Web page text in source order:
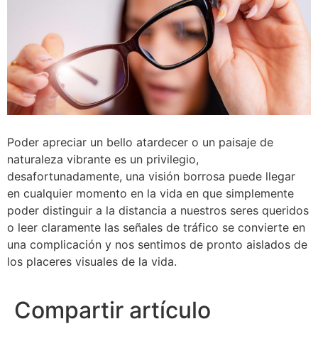
Poder apreciar un bello atardecer o un paisaje de
naturaleza vibrante es un privilegio,
desafortunadamente, una visión borrosa puede llegar
en cualquier momento en la vida en que simplemente
poder distinguir a la distancia a nuestros seres queridos
o leer claramente las señales de tráfico se convierte en
una complicación y nos sentimos de pronto aislados de
los placeres visuales de la vida.
Compartir artículo